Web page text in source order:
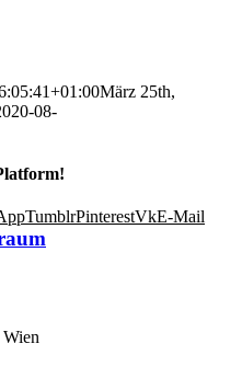
März 25th,
08-
TumblrPinterestVkE-Mail